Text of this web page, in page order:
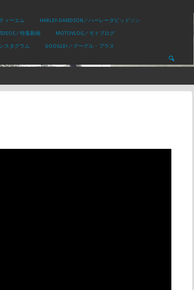
ィーエム HARLEY-DAVIDSON／ハーレーダビッドソン
／特集動画 MOTOVLOG／モトブログ
スタグラム GOOGLE+／グーグル・プラス